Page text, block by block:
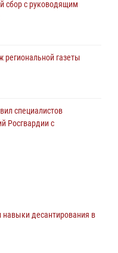
сбор с руководящим
региональной газеты
специалистов
Росгвардии с
разведчик ВСУ на южном
навыки десантирования в